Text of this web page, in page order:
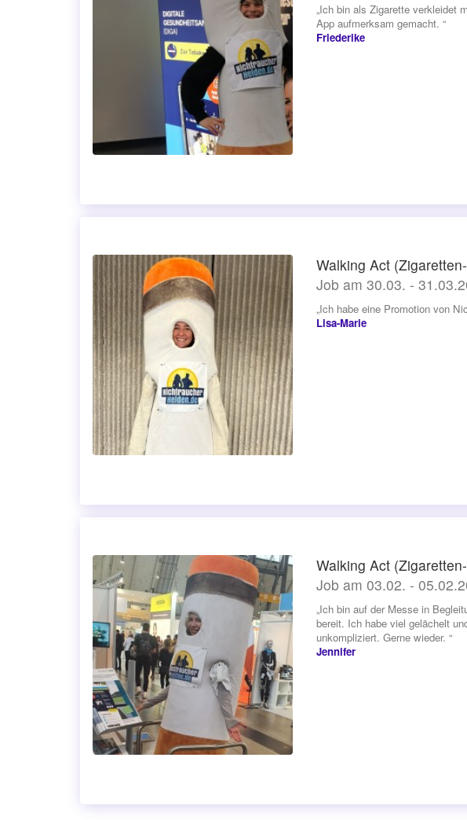
„Ich bin als Zigarette verkleidet
App aufmerksam gemacht. “
Friederike
Walking Act
Job am 30.03. -
„Ich habe eine Promotion von
Lisa-Marie
Walking Act
Job am 03.02. -
„Ich bin auf der Messe in
bereit. Ich habe viel gelächelt
unkompliziert. Gerne wieder. “
Jennifer